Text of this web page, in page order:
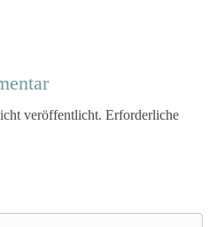
veröffentlicht. Erforderliche